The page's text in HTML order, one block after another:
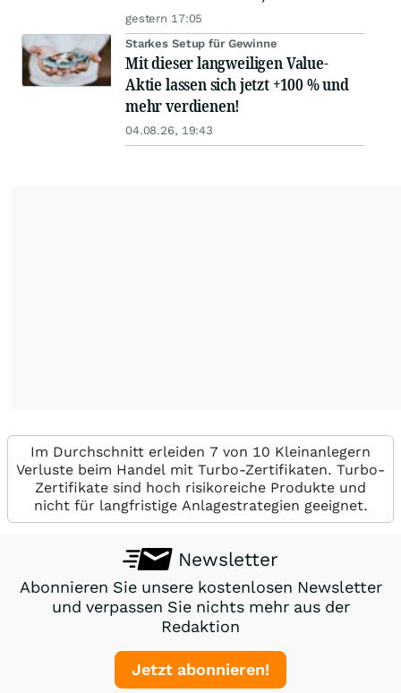
gestern 17:05
Starkes Setup für Gewinne
Mit dieser langweiligen Value-
Aktie lassen sich jetzt +100 % und
mehr verdienen!
04.08.26, 19:43
Im Durchschnitt erleiden 7 von 10 Kleinanlegern
Verluste beim Handel mit Turbo-Zertifikaten. Turbo-
Zertifikate sind hoch risikoreiche Produkte und
nicht für langfristige Anlagestrategien geeignet.
Newsletter
Abonnieren Sie unsere kostenlosen Newsletter
und verpassen Sie nichts mehr aus der
Redaktion
Jetzt abonnieren!